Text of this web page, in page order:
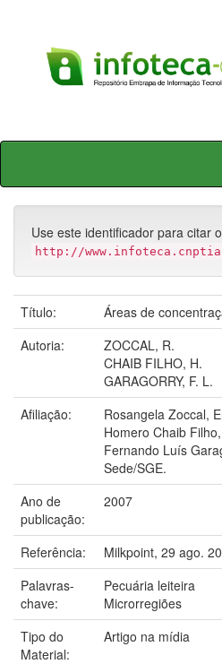
Skip
Use este identificador para citar
http://
Título:
Áreas de
Autoria:
ZOCCAL, R.
CHAIB FILHO, H.
GARAGORRY, F. L.
Afiliação:
Rosangela Zoccal,
Homero Chaib
Fernando Luís
Sede/SGE.
Ano de
publicação:
2007
Referência:
Milkpoint, 29 ago.
Palavras-
chave:
Pecuária leiteira
Microrregiões
Tipo do
Material:
Artigo na mídia